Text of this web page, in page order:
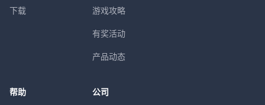
下载 游戏攻略
有奖活动
产品动态
帮助 公司